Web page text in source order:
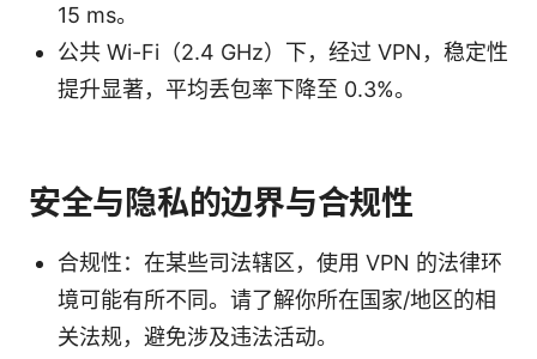
15 ms。
公共 Wi-Fi（2.4 GHz）下，经过 VPN，稳定性
提升显著，平均丢包率下降至 0.3%。
安全与隐私的边界与合规性
合规性：在某些司法辖区，使用 VPN 的法律环
境可能有所不同。请了解你所在国家/地区的相
关法规，避免涉及违法活动。